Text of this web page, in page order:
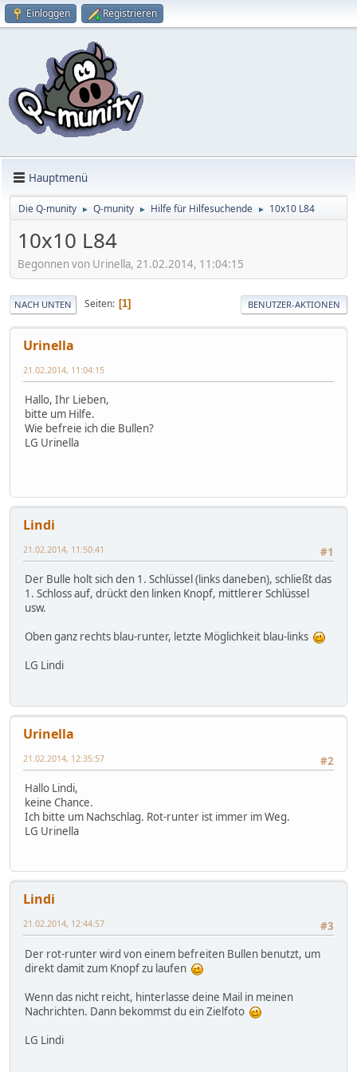
Einloggen Registrieren
Hauptmenü
Die Q-munity ► Q-munity ► Hilfe für Hilfesuchende ► 10x10 L84
10x10 L84
Begonnen von Urinella, 21.02.2014, 11:04:15
NACH UNTEN Seiten 1 BENUTZER-AKTIONEN
Urinella
21.02.2014, 11:04:15
Hallo, Ihr Lieben,
bitte um Hilfe.
Wie befreie ich die Bullen?
LG Urinella
Lindi
#1
21.02.2014, 11:50:41
Der Bulle holt sich den 1. Schlüssel (links daneben), schließt das
1. Schloss auf, drückt den linken Knopf, mittlerer Schlüssel
usw.
Oben ganz rechts blau-runter, letzte Möglichkeit blau-links
LG Lindi
Urinella
#2
21.02.2014, 12:35:57
Hallo Lindi,
keine Chance.
Ich bitte um Nachschlag. Rot-runter ist immer im Weg.
LG Urinella
Lindi
#3
21.02.2014, 12:44:57
Der rot-runter wird von einem befreiten Bullen benutzt, um
direkt damit zum Knopf zu laufen
Wenn das nicht reicht, hinterlasse deine Mail in meinen
Nachrichten. Dann bekommst du ein Zielfoto
LG Lindi